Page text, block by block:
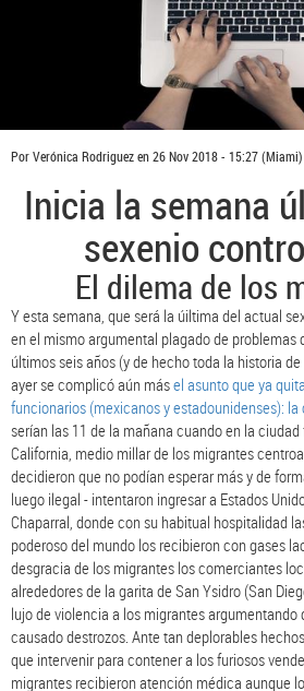
PorVerónica Rodriguezen26 Nov 2018 - 15:27(Miami)
Inicia la semana
sexenio
El dilema de los
Y esta semana, que será la úiltima del actual
en el mismo argumental plagado de problemas
últimos seis años (y de hecho toda la historia
ayer se complicó aún másel asunto que ya
funcionarios (mexicanos y estadounidenses):
serían las 11 de la mañana cuando en la
California, medio millar de los migrantes
decidieron que no podían esperar más y de
luego ilegal - intentaron ingresar a Estados
Chaparral, donde con su habitual hospitalidad
poderoso del mundo los recibieron con gases
desgracia de los migrantes los comerciantes
alrededores de la garita de San Ysidro (San
lujo de violencia a los migrantes
causado destrozos. Ante tan deplorables
que intervenir para contener a los furiosos
migrantes recibieron atención médica aunque